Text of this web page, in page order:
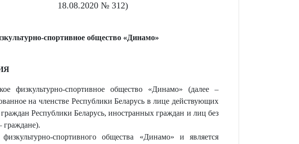
18.08.2020 № 312)
спортивное общество «Динамо»
физкультурно-спортивное общество «Динамо» (далее –
на членстве Республики Беларусь в лице действующих
Республики Беларусь, иностранных граждан и лиц без
граждане).
спортивного общества «Динамо» и является